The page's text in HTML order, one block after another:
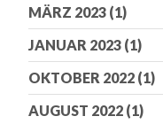
MÄRZ 2023 (1)
JANUAR 2023 (1)
OKTOBER 2022 (1)
AUGUST 2022 (1)